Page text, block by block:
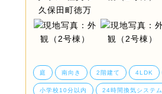
庭 南向き 2階建て 4LDK
小学校10分以内 24時間換気システム